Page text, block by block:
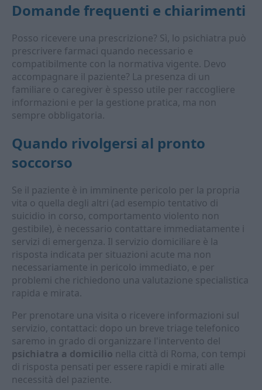
Domande frequenti e chiarimenti
Posso ricevere una prescrizione? Sì, lo psichiatra può
prescrivere farmaci quando necessario e
compatibilmente con la normativa vigente. Devo
accompagnare il paziente? La presenza di un
familiare o caregiver è spesso utile per raccogliere
informazioni e per la gestione pratica, ma non
sempre obbligatoria.
Quando rivolgersi al pronto
soccorso
Se il paziente è in imminente pericolo per la propria
vita o quella degli altri (ad esempio tentativo di
suicidio in corso, comportamento violento non
gestibile), è necessario contattare immediatamente i
servizi di emergenza. Il servizio domiciliare è la
risposta indicata per situazioni acute ma non
necessariamente in pericolo immediato, e per
problemi che richiedono una valutazione specialistica
rapida e mirata.
Per prenotare una visita o ricevere informazioni sul
servizio, contattaci: dopo un breve triage telefonico
saremo in grado di organizzare l'intervento del
psichiatra a domicilio nella città di Roma, con tempi
di risposta pensati per essere rapidi e mirati alle
necessità del paziente.